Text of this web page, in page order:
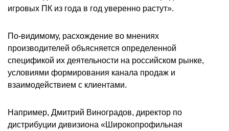
игровых ПК из года в год уверенно растут».
По-видимому, расхождение во мнениях
производителей объясняется определенной
спецификой их деятельности на российском рынке,
условиями формирования канала продаж и
взаимодействием с клиентами.
Например, Дмитрий Виноградов, директор по
дистрибуции дивизиона «Широкопрофильная